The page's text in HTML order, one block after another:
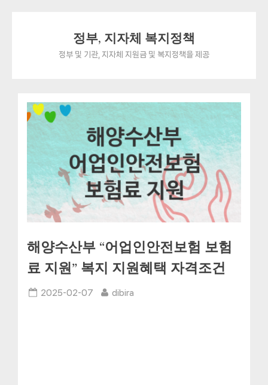
정부, 지자체 복지정책
정부 및 기관, 지자체 지원금 및 복지정책을 제공
해양수산부 “어업인안전보험 보험
료 지원” 복지 지원혜택 자격조건
Posted
2025-02-07 By
dibira